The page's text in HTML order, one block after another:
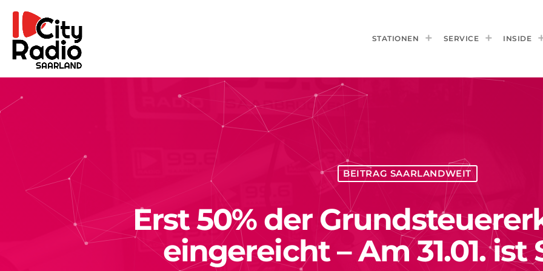
STATIONEN SERVICE INSIDE
BEITRAG SAARLANDWEIT
Erst 50% der
eingereicht – Am 31.01. ist